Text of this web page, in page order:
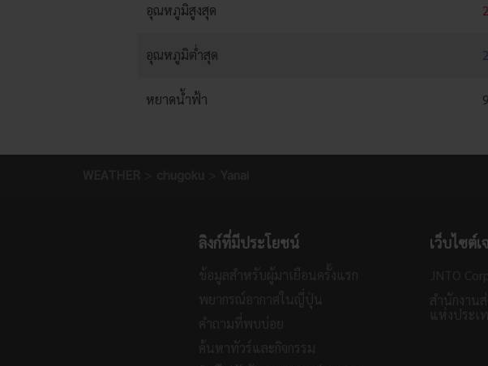
อุณหภูมิสูงสุด
อุณหภูมิต่ำสุด
หยาดน้ำฟ้า
ลิงก์ที่มีประโยชน์ เว็บไซต์